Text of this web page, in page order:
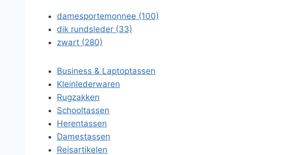
damesportemonnee (100)
dik rundsleder (33)
zwart (280)
Business & Laptoptassen
Kleinlederwaren
Rugzakken
Schooltassen
Herentassen
Damestassen
Reisartikelen